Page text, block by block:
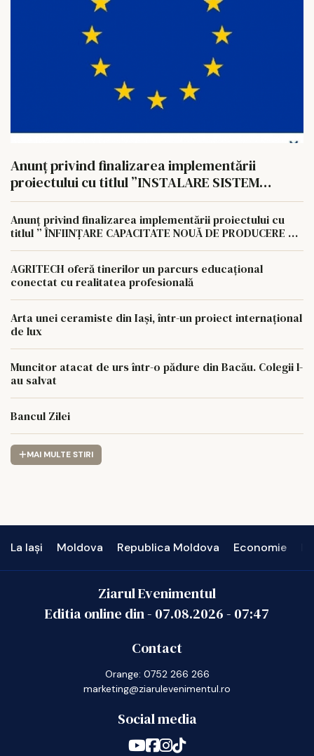
Anunț privind finalizarea implementării
proiectului cu titlul ”INSTALARE SISTEM
FOTOVOLTAIC PENTRU AUTOCONSUM LA
NIVELUL AGROCOMPLEX LUNCA PAȘCANI S.A
Anunț privind finalizarea implementării proiectului cu
titlul ” ÎNFIINȚARE CAPACITATE NOUĂ DE PRODUCERE A
AGRITECH oferă tinerilor un parcurs educațional
conectat cu realitatea profesională
Arta unei ceramiste din Iași, într-un proiect internațional
de lux
Muncitor atacat de urs într-o pădure din Bacău. Colegii l-
au salvat
Bancul Zilei
MAI MULTE STIRI
La Iași Moldova Republica Moldova Economie
Ziarul Evenimentul
Editia online din - 07.08.2026- 07:47
Contact
Orange: 0752 266 266
marketing@ziarulevenimentul.ro
Social media